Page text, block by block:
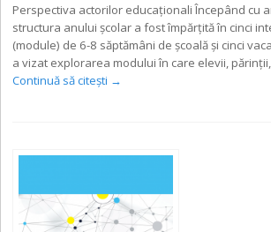
Perspectiva actorilor educaționali Începând cu
structura anului școlar a fost împărțită în cinci
(module) de 6-8 săptămâni de școală și cinci
a vizat explorarea modului în care elevii,
Continuă să citești →